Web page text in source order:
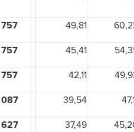
49,81
45,41
42,11
39,54
37,49